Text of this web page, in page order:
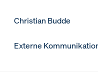
Christian Budde
Externe